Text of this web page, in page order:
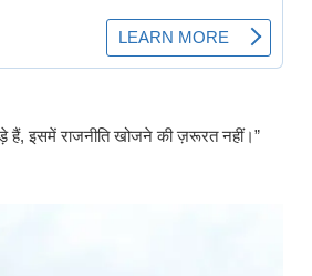
हैं, इसमें राजनीति खोजने की ज़रूरत नहीं।”